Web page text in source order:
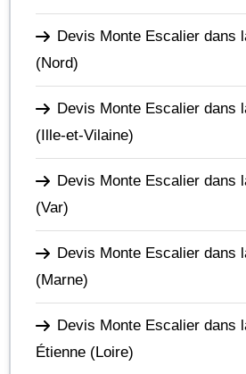
Devis Monte Escalier dans
(Nord)
Devis Monte Escalier dans
(Ille-et-Vilaine)
Devis Monte Escalier dans
(Var)
Devis Monte Escalier dans
(Marne)
Devis Monte Escalier dans
Étienne (Loire)